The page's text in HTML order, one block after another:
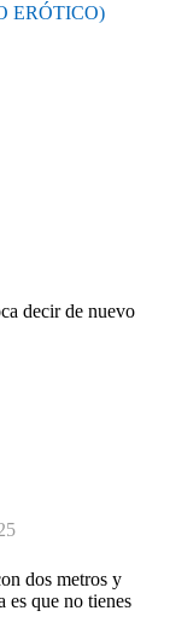
ERÓTICO)
decir de nuevo
dos metros y
es que no tienes